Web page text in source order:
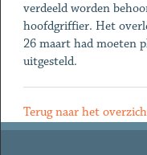
verdeeld worden
hoofdgriffier. Het
26 maart had moeten
uitgesteld.
Terug naar het